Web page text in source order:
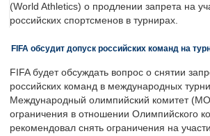
(World Athletics) о продлении запрета на
российских спортсменов в турнирах.
FIFA обсудит допуск российских команд на
FIFA будет обсуждать вопрос о снятии
российских команд в международных
Международный олимпийский комитет
ограничения в отношении Олимпийского
рекомендовал снять ограничения на